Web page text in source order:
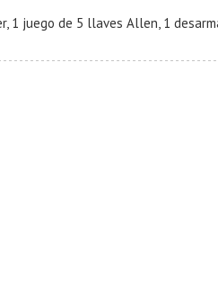
juego de 5 llaves Allen, 1